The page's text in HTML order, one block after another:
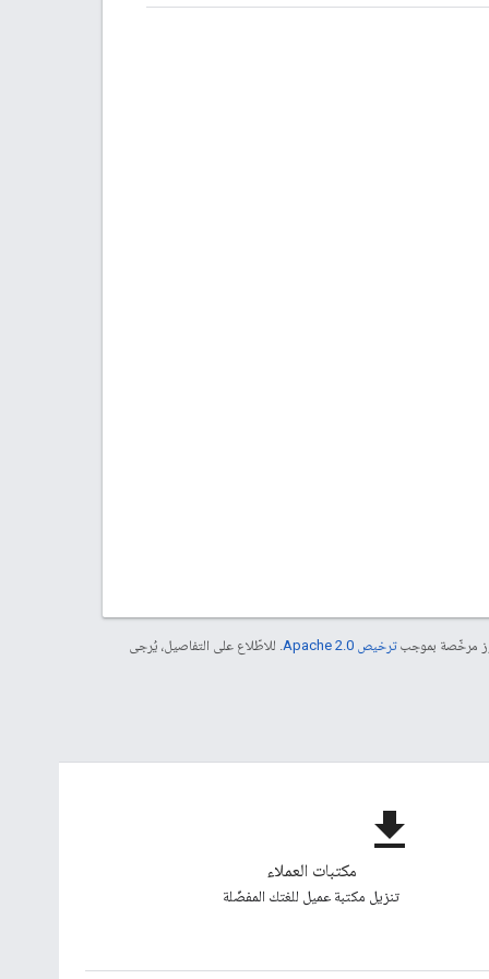
مرخّصة بموجبترخيص Apache 2.0‏ . للاطّلاع على التفاصيل، يُرجى
file_download
مكتبات العملاء
تنزيل مكتبة عميل للغتك المفضّلة